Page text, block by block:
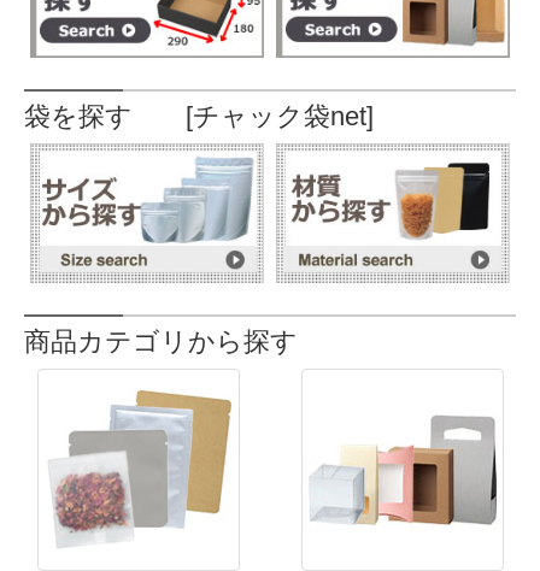
袋を探す [チャック袋net]
商品カテゴリから探す